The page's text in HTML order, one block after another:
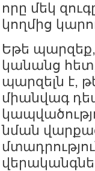
որը մեկ
կողմից
Եթե պարզեք,
կանանց
պարզելն է,
միանվագ
նման